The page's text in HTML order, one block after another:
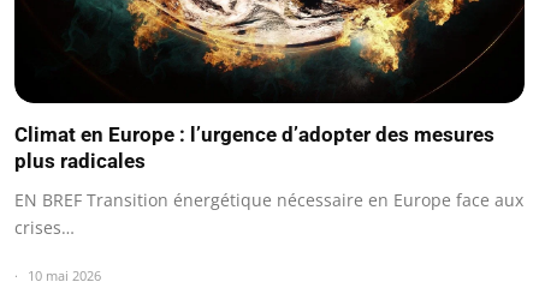
Climat en Europe : l’urgence d’adopter des mesures
plus radicales
EN BREF Transition énergétique nécessaire en Europe face aux
crises…
10 mai 2026